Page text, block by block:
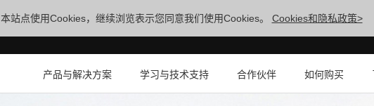
本站点使用Cookies，继续浏览表示您同意我们使用Cookies。 Cookies和隐私政策>
产品与解决方案 学习与技术支持 合作伙伴 如何购买